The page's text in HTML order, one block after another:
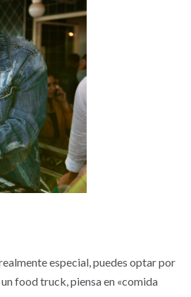
especial, puedes optar por
food truck, piensa en «comida